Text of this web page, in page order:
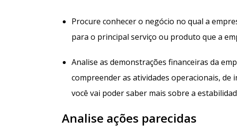
Procure conhecer o negócio no qual a
para o principal serviço ou produto que a
Analise as demonstrações financeiras da
compreender as atividades operacionais,
você vai poder saber mais sobre a
Analise ações parecidas